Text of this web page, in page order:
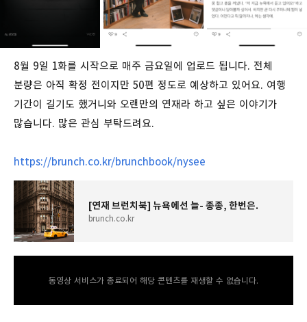
8월 9일 1화를 시작으로 매주 금요일에 업로드 됩니다. 전체
분량은 아직 확정 전이지만 50편 정도로 예상하고 있어요. 여행
기간이 길기도 했거니와 오랜만의 연재라 하고 싶은 이야기가
많습니다. 많은 관심 부탁드려요.
https://brunch.co.kr/brunchbook/nysee
[연재 브런치북] 뉴욕에선 늘- 종종, 한번은.
brunch.co.kr
동영상 서비스가 종료되어 해당 콘텐츠를 재생할 수 없습니다.